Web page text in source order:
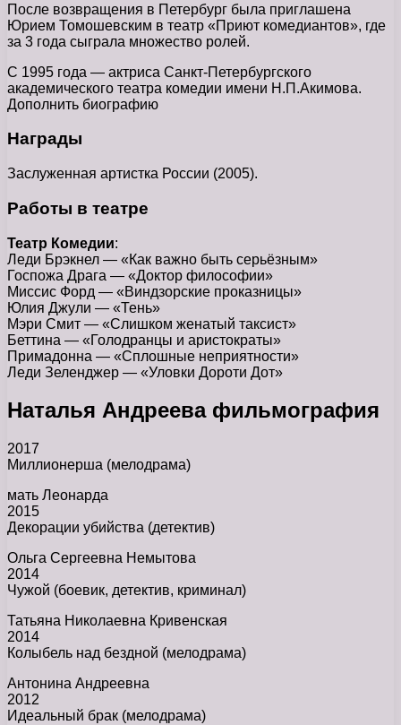
После возвращения в Петербург была приглашена
Юрием Томошевским в театр «Приют комедиантов», где
за 3 года сыграла множество ролей.
С 1995 года — актриса Санкт-Петербургского
академического театра комедии имени Н.П.Акимова.
Дополнить биографию
Награды
Заслуженная артистка России (2005).
Работы в театре
Театр Комедии:
Леди Брэкнел — «Как важно быть серьёзным»
Госпожа Драга — «Доктор философии»
Миссис Форд — «Виндзорские проказницы»
Юлия Джули — «Тень»
Мэри Смит — «Слишком женатый таксист»
Беттина — «Голодранцы и аристократы»
Примадонна — «Сплошные неприятности»
Леди Зеленджер — «Уловки Дороти Дот»
Наталья Андреева фильмография
2017
Миллионерша (мелодрама)
мать Леонарда
2015
Декорации убийства (детектив)
Ольга Сергеевна Немытова
2014
Чужой (боевик, детектив, криминал)
Татьяна Николаевна Кривенская
2014
Колыбель над бездной (мелодрама)
Антонина Андреевна
2012
Идеальный брак (мелодрама)